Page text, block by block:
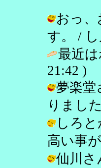
おっ、
す。 / し
最近
21:42 )
夢楽堂
りまし
しろと
高い事
仙川さ